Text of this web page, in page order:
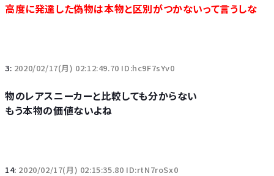
高度に発達した偽物は本物と区別がつかないって言うしな
3: 2020/02/17(月) 02:12:49.70 ID:hc9F7sYv0
物のレアスニーカーと比較しても分からない
もう本物の価値ないよね
14: 2020/02/17(月) 02:15:35.80 ID:rtN7roSx0